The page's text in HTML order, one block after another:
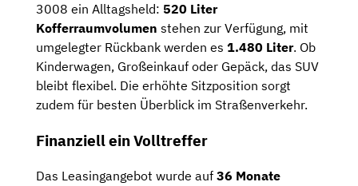
3008 ein Alltagsheld: 520 Liter
Kofferraumvolumen stehen zur Verfügung, mit
umgelegter Rückbank werden es 1.480 Liter. Ob
Kinderwagen, Großeinkauf oder Gepäck, das SUV
bleibt flexibel. Die erhöhte Sitzposition sorgt
zudem für besten Überblick im Straßenverkehr.
Finanziell ein Volltreffer
Das Leasingangebot wurde auf 36 Monate